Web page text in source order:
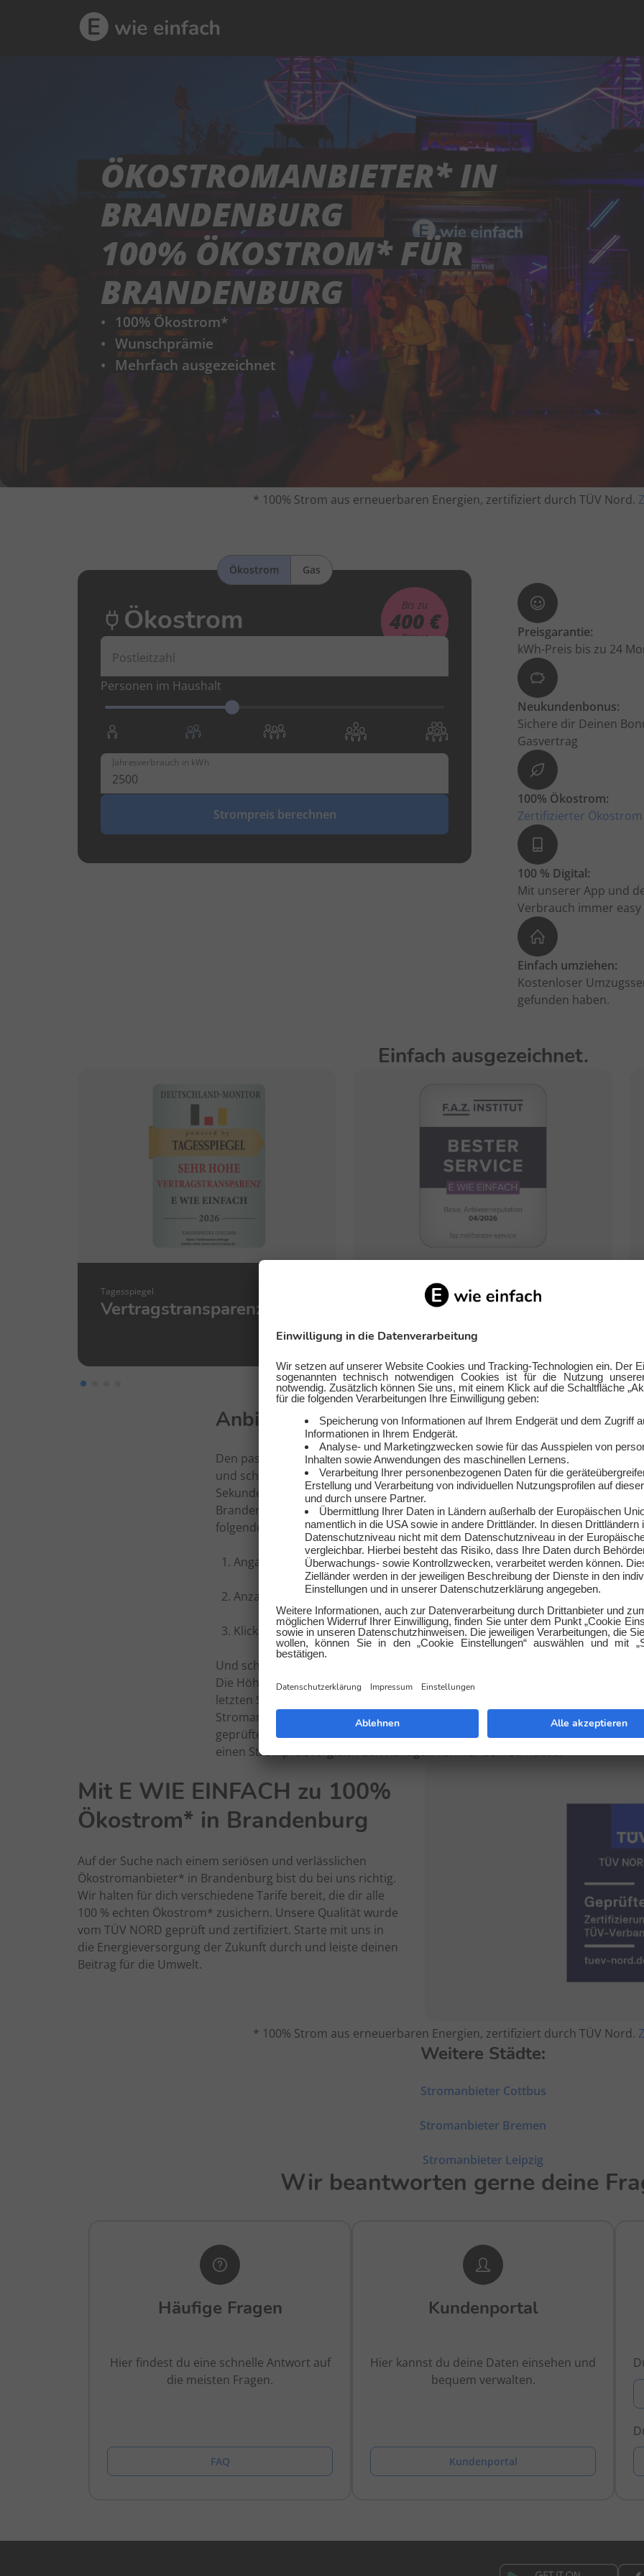
ÖKOSTROMANBIETER* IN
BRANDENBURG
100% ÖKOSTROM* FÜR
BRANDENBURG
100% Ökostrom*
Wunschprämie
Mehrfach ausgezeichnet
* 100% Strom aus erneuerbaren Energien, zertifiziert durch TÜV Nord.
Ökostrom Gas
Ökostrom Bis zu
400 €
Bonus
Postleitzahl
Personen im Haushalt
Jahresverbrauch in kWh
Strompreis berechnen
Preisgarantie:
kWh-Preis bis zu 24
Neukundenbonus:
Sichere dir Deinen
Gasvertrag
100% Ökostrom:
Zertifizierter
100 % Digital:
Mit unserer App und
Verbrauch immer easy
Einfach umziehen:
Kostenloser
gefunden haben.
Einfach ausgezeichnet.
Tagesspiegel
Vertragstransparenz
F.A.Z.-Institut
Bester Service
Anbieterwechsel in Brandenburg - ganz
Den passenden Stromtarif für deinen Haushalt zu finden ist durch einen
und schnell erledigt. Mit dem kostenlosen Stromrechner von E WIE EINFACH
Sekundenschnelle und völlig unverbindlich dein persönliches Tarifangebot für
Brandenburg. Unkompliziert und ohne Aufwand kannst du die Preise
folgendes in unserem Stromrechner einträgst:
Angabe deiner Postleitzahl in Brandenburg
Anzahl der Personen im Haushalt oder Angabe des Stromverbrauchs in kWh
Klicke auf Preis berechnen - fertig!
Und schon kannst du die verschiedenen Stromtarife, die zu dir passen
Die Höhe deines Stromverbrauchs in Kilowattstunden kannst du übrigens
letzten Stromrechnung ablesen. Mit E WIE EINFACH, dem mehrfach
Stromanbieter, bist du auf der sicheren Seite. Zertifiziert durch Trusted Shops
geprüftem Kundenportal ist der Stromanbieterwechsel für Dich völlig
einen Strompreisvergleich den richtigen Tarif für dein zu Hause.
Mit E WIE EINFACH zu 100%
Ökostrom* in Brandenburg
Auf der Suche nach einem seriösen und verlässlichen
Ökostromanbieter* in Brandenburg bist du bei uns richtig.
Wir halten für dich verschiedene Tarife bereit, die dir alle
100 % echten Ökostrom* zusichern. Unsere Qualität wurde
vom TÜV NORD geprüft und zertifiziert. Starte mit uns in
die Energieversorgung der Zukunft durch und leiste deinen
Beitrag für die Umwelt.
* 100% Strom aus erneuerbaren Energien, zertifiziert durch TÜV Nord.
Weitere Städte:
Stromanbieter Cottbus
Stromanbieter Bremen
Stromanbieter Leipzig
Wir beantworten gerne deine
Häufige Fragen
Hier findest du eine schnelle Antwort auf
die meisten Fragen.
FAQ
Kundenportal
Hier kannst du deine Daten einsehen und
bequem verwalten.
Kundenportal